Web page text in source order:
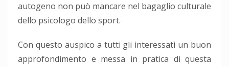
autogeno non può mancare nel bagaglio culturale
dello psicologo dello sport.
Con questo auspico a tutti gli interessati un buon
approfondimento e messa in pratica di questa